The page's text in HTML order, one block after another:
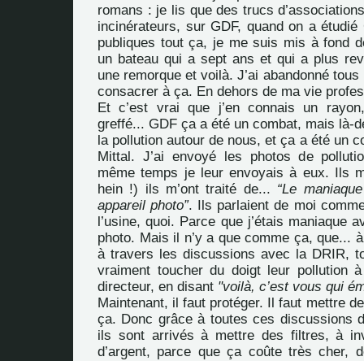
romans : je lis que des trucs
incinérateurs, sur GDF, quand on a étudié
publiques tout ça, je me suis mis à fond
un bateau qui a sept ans et qui a plus
une remorque et voilà. J’ai abandonné
consacrer à ça. En dehors de ma vie
Et c’est vrai que j’en connais un
greffé... GDF ça a été un combat, mais là-
la pollution autour de nous, et ça a été un
Mittal. J’ai envoyé les photos de
même temps je leur envoyais à eux. Ils
hein !) ils m’ont traité de... “Le
appareil photo”. Ils parlaient de moi
l’usine, quoi. Parce que j’étais maniaque
photo. Mais il n’y a que comme ça, que...
à travers les discussions avec la DRIR,
vraiment toucher du doigt leur pollution
directeur, en disant "voilà, c’est vous qui
Maintenant, il faut protéger. Il faut mettre
ça. Donc grâce à toutes ces discussions
ils sont arrivés à mettre des filtres, à
d’argent, parce que ça coûte très cher,